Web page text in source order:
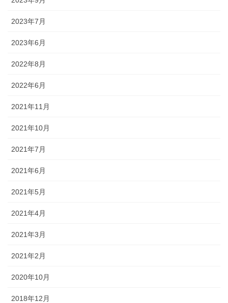
2023年7月
2023年6月
2022年8月
2022年6月
2021年11月
2021年10月
2021年7月
2021年6月
2021年5月
2021年4月
2021年3月
2021年2月
2020年10月
2018年12月